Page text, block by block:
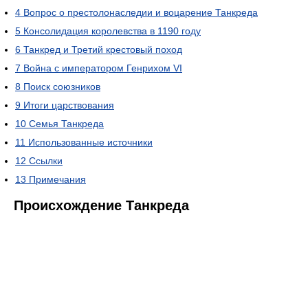
4 Вопрос о престолонаследии и воцарение Танкреда
5 Консолидация королевства в 1190 году
6 Танкред и Третий крестовый поход
7 Война с императором Генрихом VI
8 Поиск союзников
9 Итоги царствования
10 Семья Танкреда
11 Использованные источники
12 Ссылки
13 Примечания
Происхождение Танкреда